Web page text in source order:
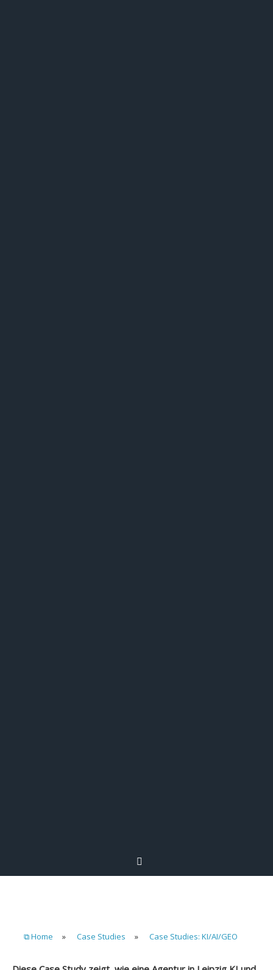
⧉ Home » Case Studies » Case Studies: KI/AI/GEO